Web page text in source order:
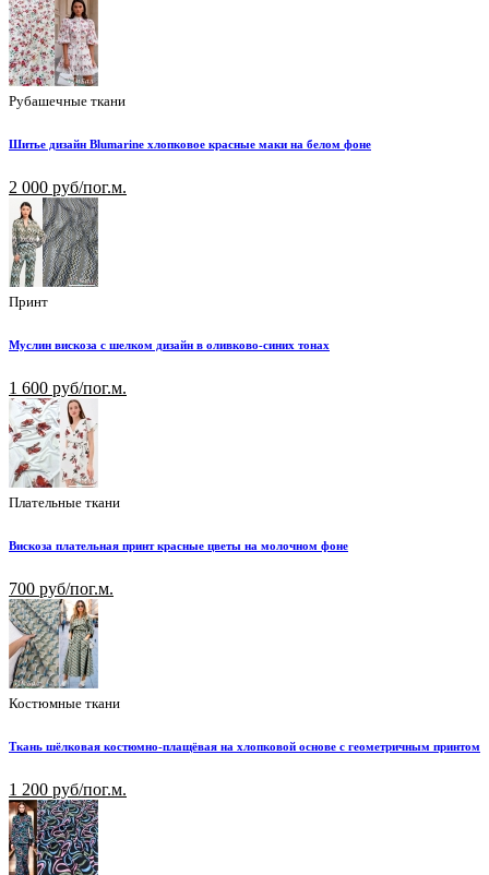
Рубашечные ткани
Шитье дизайн Blumarine хлопковое красные маки на белом фоне
2 000 руб/пог.м.
Принт
Муслин вискоза с шелком дизайн в оливково-синих тонах
1 600 руб/пог.м.
Плательные ткани
Вискоза плательная принт красные цветы на молочном фоне
700 руб/пог.м.
Костюмные ткани
Ткань шёлковая костюмно-плащёвая на хлопковой основе с геометричным принтом
1 200 руб/пог.м.